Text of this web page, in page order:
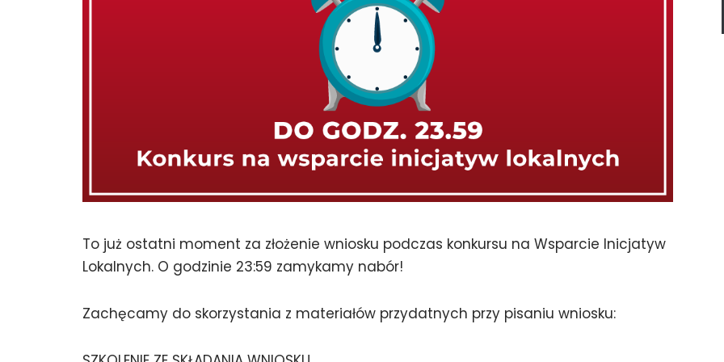
To już ostatni moment za złożenie wniosku podczas konkursu na Wsparcie Inicjatyw
Lokalnych. O godzinie 23:59 zamykamy nabór!
Zachęcamy do skorzystania z materiałów przydatnych przy pisaniu wniosku: